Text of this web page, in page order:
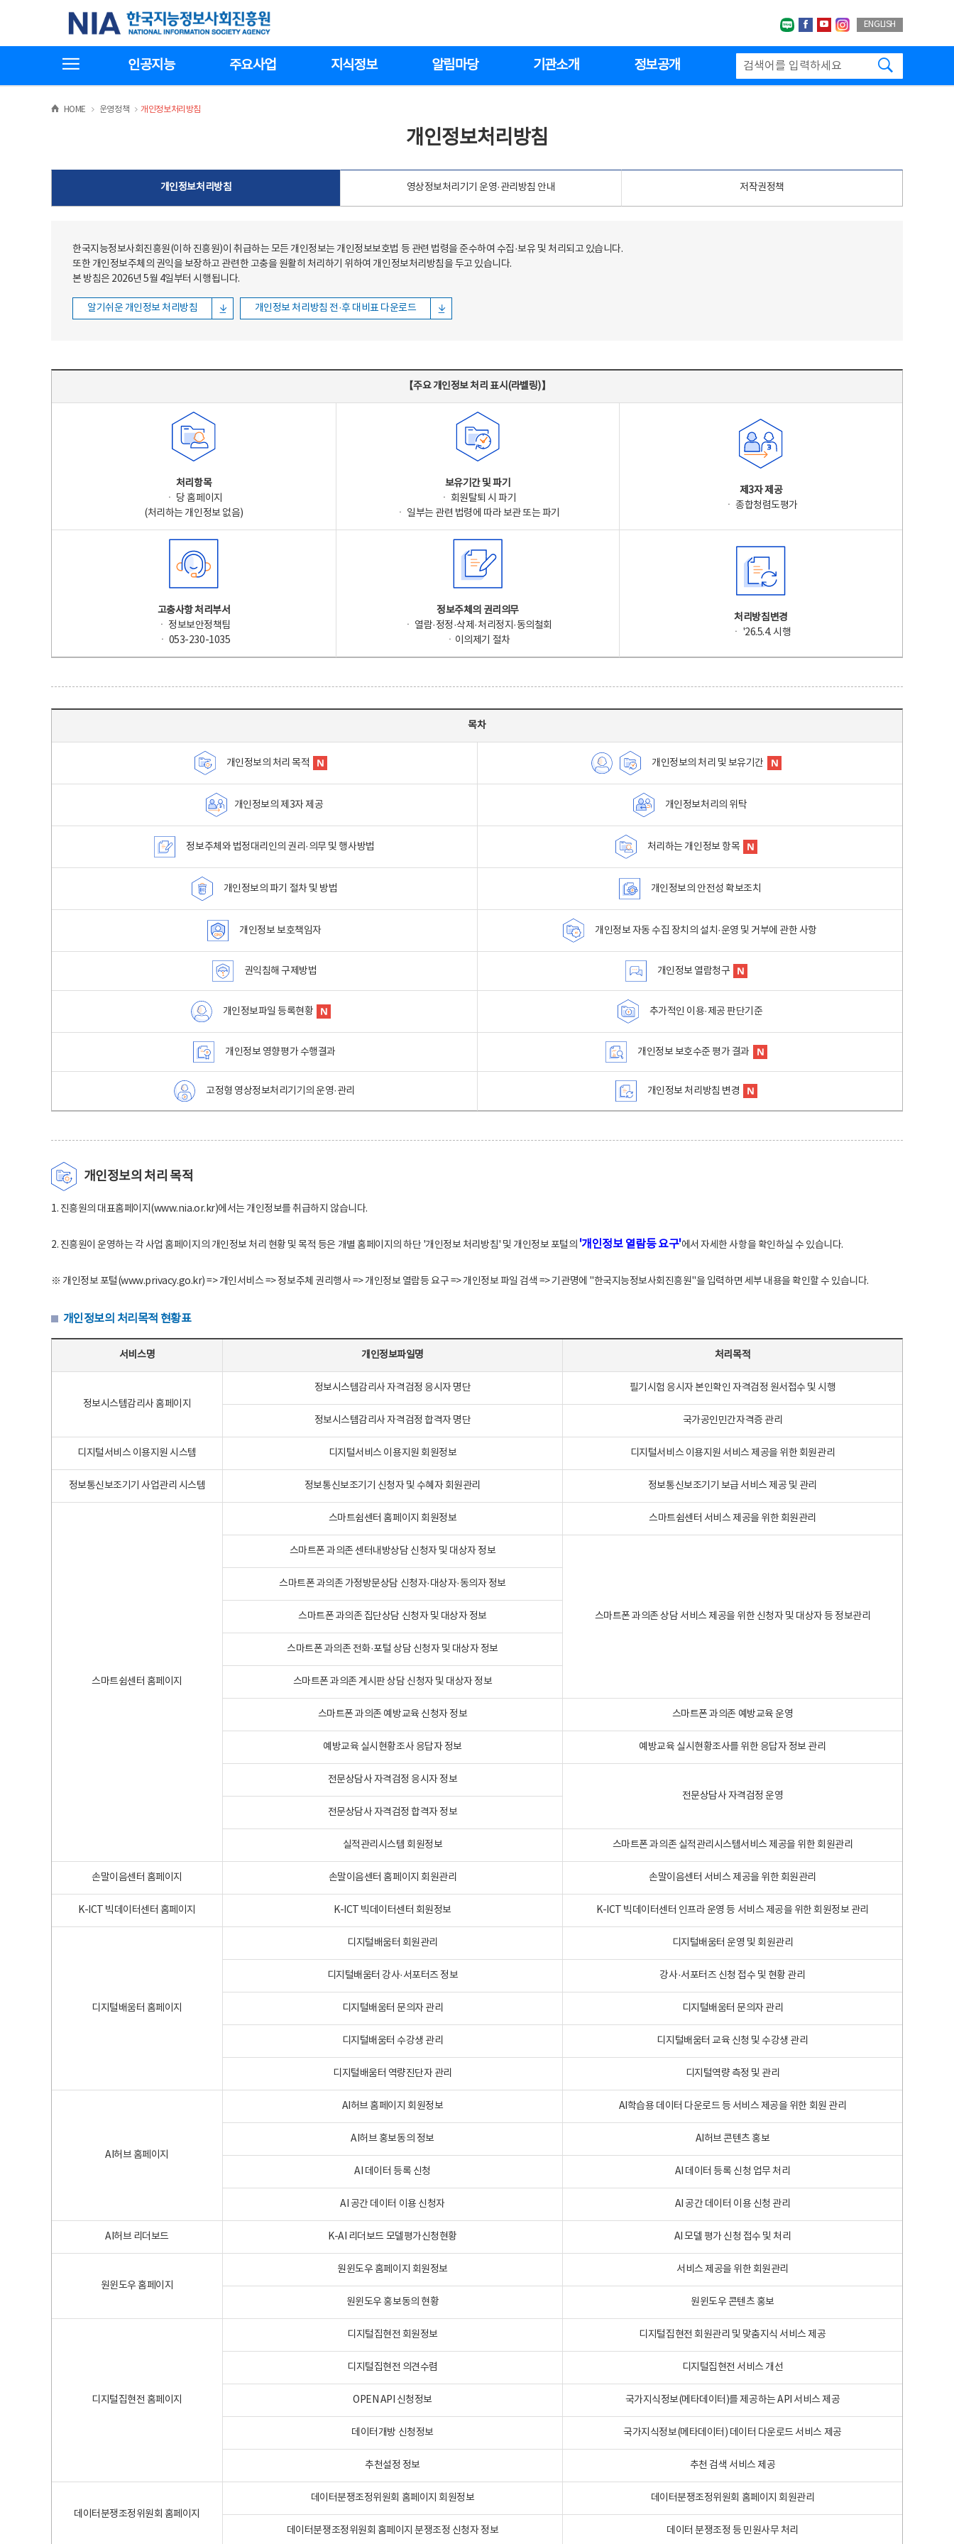
한국지능정보사회진흥원
네이버블로그
페이스북
유투브인스타그랩
ENGLISH
인공지능 주요사업 지식정보 알림마당 기관소개 정보공개
HOME >운영정책 >
개인정보처리방침
개인정보처리방침
개인정보처리방침 영상정보처리기기 운영·관리방침 안내 저작권정책
한국지능정보사회진흥원(이하 진흥원)이 취급하는 모든 개인정보는 개인정보보호법 등 관련 법령을 준수하여 수집·보유 및 처리되고 있습니다.
또한 개인정보주체의 권익을 보장하고 관련한 고충을 원활히 처리하기 위하여 개인정보처리방침을 두고 있습니다.
본 방침은 2026년 5월 4일부터 시행됩니다.
알기쉬운 개인정보 처리방침 개인정보 처리방침 전·후 대비표 다운로드
【주요 개인정보 처리 표시(라벨링)】
처리항목
ㆍ 당 홈페이지
(처리하는 개인정보 없음)
보유기간 및 파기
ㆍ 회원탈퇴 시 파기
ㆍ 일부는 관련 법령에 따라 보관 또는 파기
제3자 제공
ㆍ 종합청렴도평가
고충사항 처리부서
ㆍ 정보보안정책팀
ㆍ 053-230-1035
정보주체의 권리의무
ㆍ 열람·정정·삭제·처리정지·동의철회
ㆍ이의제기 절차
처리방침변경
ㆍ '26.5.4. 시행
목차
개인정보의 처리 목적 개인정보의 처리 및 보유기간
개인정보의 제3자 제공 개인정보처리의 위탁
정보주체와 법정대리인의 권리·의무 및 행사방법 처리하는 개인정보 항목
개인정보의 파기 절차 및 방법 개인정보의 안전성 확보조치
개인정보 보호책임자 개인정보 자동 수집 장치의 설치·운영 및 거부에 관한 사항
권익침해 구제방법 개인정보 열람청구
개인정보파일 등록현황 추가적인 이용·제공 판단기준
개인정보 영향평가 수행결과 개인정보 보호수준 평가 결과
고정형 영상정보처리기기의 운영·관리 개인정보 처리방침 변경
개인정보의 처리 목적
1. 진흥원의 대표홈페이지(www.nia.or.kr)에서는 개인정보를 취급하지 않습니다.
2. 진흥원이 운영하는 각 사업 홈페이지의 개인정보 처리 현황 및 목적 등은 개별 홈페이지의 하단 '개인정보 처리방침' 및 개인정보 포털의 '개인정보 열람등 요구'에서 자세한 사항을 확인하실 수 있습니다.
※ 개인정보 포털(www.privacy.go.kr) => 개인서비스 => 정보주체 권리행사 => 개인정보 열람등 요구 => 개인정보 파일 검색 => 기관명에 "한국지능정보사회진흥원"을 입력하면 세부 내용을 확인할 수 있습니다.
개인정보의 처리목적 현황표
서비스명 개인정보파일명 처리목적
정보시스템감리사 홈페이지
정보시스템감리사 자격검정 응시자 명단 필기시험 응시자 본인확인 자격검정 원서접수 및 시행
정보시스템감리사 자격검정 합격자 명단 국가공인민간자격증 관리
디지털서비스 이용지원 시스템 디지털서비스 이용지원 회원정보 디지털서비스 이용지원 서비스 제공을 위한 회원관리
정보통신보조기기 사업관리 시스템 정보통신보조기기 신청자 및 수혜자 회원관리 정보통신보조기기 보급 서비스 제공 및 관리
스마트쉼센터 홈페이지
스마트쉼센터 홈페이지 회원정보 스마트쉼센터 서비스 제공을 위한 회원관리
스마트폰 과의존 센터내방상담 신청자 및 대상자 정보
스마트폰 과의존 상담 서비스 제공을 위한 신청자 및 대상자 등 정보관리
스마트폰 과의존 가정방문상담 신청자·대상자·동의자 정보
스마트폰 과의존 집단상담 신청자 및 대상자 정보
스마트폰 과의존 전화·포털 상담 신청자 및 대상자 정보
스마트폰 과의존 게시판 상담 신청자 및 대상자 정보
스마트폰 과의존 예방교육 신청자 정보 스마트폰 과의존 예방교육 운영
예방교육 실시현황조사 응답자 정보 예방교육 실시현황조사를 위한 응답자 정보 관리
전문상담사 자격검정 응시자 정보
전문상담사 자격검정 운영
전문상담사 자격검정 합격자 정보
실적관리시스템 회원정보 스마트폰 과의존 실적관리시스템서비스 제공을 위한 회원관리
손말이음센터 홈페이지 손말이음센터 홈페이지 회원관리 손말이음센터 서비스 제공을 위한 회원관리
K-ICT 빅데이터센터 홈페이지 K-ICT 빅데이터센터 회원정보 K-ICT 빅데이터센터 인프라 운영 등 서비스 제공을 위한 회원정보 관리
디지털배움터 홈페이지
디지털배움터 회원관리 디지털배움터 운영 및 회원관리
디지털배움터 강사·서포터즈 정보 강사·서포터즈 신청 접수 및 현황 관리
디지털배움터 문의자 관리 디지털배움터 문의자 관리
디지털배움터 수강생 관리 디지털배움터 교육 신청 및 수강생 관리
디지털배움터 역량진단자 관리 디지털역량 측정 및 관리
AI허브 홈페이지
AI허브 홈페이지 회원정보 AI학습용 데이터 다운로드 등 서비스 제공을 위한 회원 관리
AI허브 홍보동의 정보 AI허브 콘텐츠 홍보
AI 데이터 등록 신청 AI 데이터 등록 신청 업무 처리
AI 공간 데이터 이용 신청자 AI 공간 데이터 이용 신청 관리
AI허브 리더보드 K-AI 리더보드 모델평가신청현황 AI 모델 평가 신청 접수 및 처리
원윈도우 홈페이지
원윈도우 홈페이지 회원정보 서비스 제공을 위한 회원관리
원윈도우 홍보동의 현황 원윈도우 콘텐츠 홍보
디지털집현전 홈페이지
디지털집현전 회원정보 디지털집현전 회원관리 및 맞춤지식 서비스 제공
디지털집현전 의견수렴 디지털집현전 서비스 개선
OPEN API 신청정보 국가지식정보(메타데이터)를 제공하는 API 서비스 제공
데이터개방 신청정보 국가지식정보(메타데이터) 데이터 다운로드 서비스 제공
추천설정 정보 추천 검색 서비스 제공
데이터분쟁조정위원회 홈페이지
데이터분쟁조정위원회 홈페이지 회원정보 데이터분쟁조정위원회 홈페이지 회원관리
데이터분쟁조정위원회 홈페이지 분쟁조정 신청자 정보 데이터 분쟁조정 등 민원사무 처리